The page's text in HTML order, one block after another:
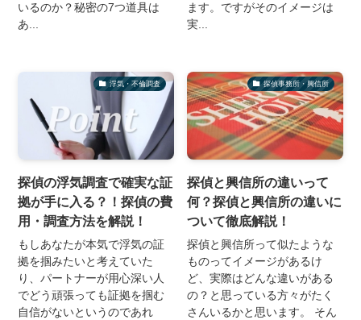
いるのか？秘密の7つ道具は
あ...
ます。ですがそのイメージは
実...
浮気・不倫調査
探偵の浮気調査で確実な証
拠が手に入る？！探偵の費
用・調査方法を解説！
もしあなたが本気で浮気の証
拠を掴みたいと考えていた
り、パートナーが用心深い人
でどう頑張っても証拠を掴む
自信がないというのであれ
探偵事務所・興信所
探偵と興信所の違いって
何？探偵と興信所の違いに
ついて徹底解説！
探偵と興信所って似たような
ものってイメージがあるけ
ど、実際はどんな違いがある
の？と思っている方々がたく
さんいるかと思います。 そん